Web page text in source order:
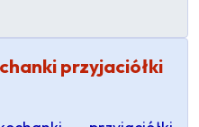
przyjaciółki